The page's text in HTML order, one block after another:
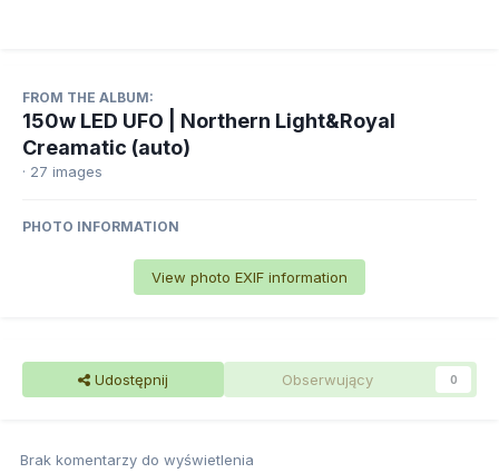
FROM THE ALBUM:
150w LED UFO | Northern Light&Royal
Creamatic (auto)
· 27 images
PHOTO INFORMATION
View photo EXIF information
Udostępnij Obserwujący 0
Brak komentarzy do wyświetlenia